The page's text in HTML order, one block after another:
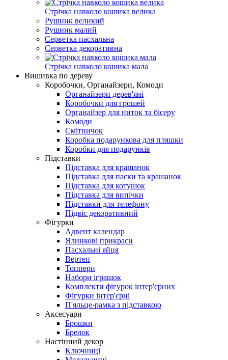
Стрічка навколо кошика велика
Рушник великий
Рушник малий
Серветка пасхальна
Серветка декоративна
Стрічка навколо кошика мала
Вишивка по дереву
Коробочки, Органайзери, Комоди
Органайзери дерев'яні
Коробочки для грошей
Органайзер для ниток та бісеру
Комоди
Смітничок
Коробка подарункова для пляшки
Коробки для подарунків
Підставки
Підставка для крашанок
Підставка для паски та крашанок
Підставка для котушок
Підставка для випічки
Підставки для телефону
Підвіс декоративний
Фігурки
Адвент календар
Ялинкові прикраси
Пасхальні яйця
Вертеп
Топпери
Набори іграшок
Комплекти фігурок інтер'єрних
Фігурки інтер'єрні
П'яльце-рамка з підставкою
Аксесуари
Брошки
Брелок
Настінний декор
Ключниці